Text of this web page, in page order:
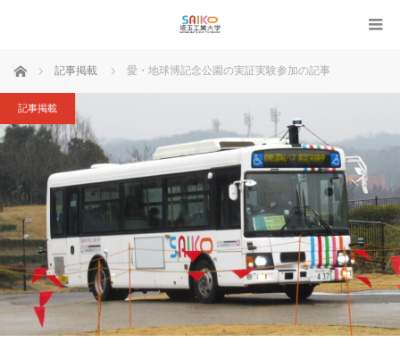
ホーム 記事掲載 愛・地球博記念公園の実証実験参加の記事
記事掲載